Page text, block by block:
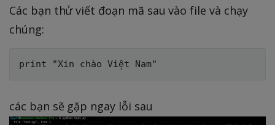
Các bạn thử viết đoạn mã sau vào file và chạy
chúng:
các bạn sẽ gặp ngay lỗi sau